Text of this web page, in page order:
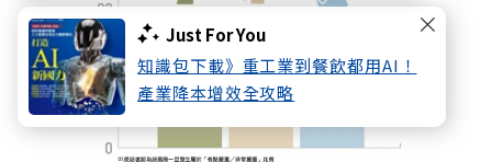
Just For You
知識包下載》重工業到餐飲都用AI！
產業降本增效全攻略